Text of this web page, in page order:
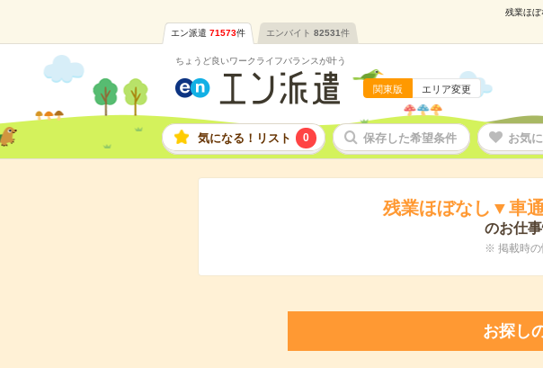
残業ほ
エン派遣 71573件 エンバイト 82531件
ちょうど良いワークライフバランスが叶う
関東版 エリア変更
気になる！リスト 0 保存した希望条件 お気
残業ほぼなし▼車
のお仕
※ 掲載時の
お探し